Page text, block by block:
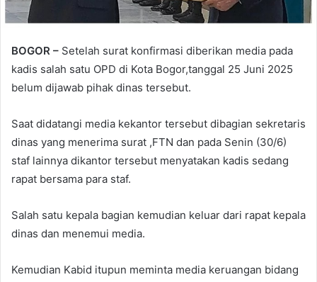
BOGOR – Setelah surat konfirmasi diberikan media pada
kadis salah satu OPD di Kota Bogor,tanggal 25 Juni 2025
belum dijawab pihak dinas tersebut.
Saat didatangi media kekantor tersebut dibagian sekretaris
dinas yang menerima surat ,FTN dan pada Senin (30/6)
staf lainnya dikantor tersebut menyatakan kadis sedang
rapat bersama para staf.
Salah satu kepala bagian kemudian keluar dari rapat kepala
dinas dan menemui media.
Kemudian Kabid itupun meminta media keruangan bidang